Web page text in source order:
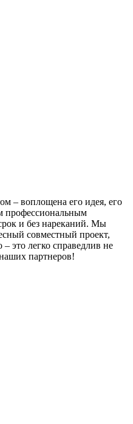
– воплощена его идея, его
профессиональным
и без нареканий. Мы
совместный проект,
это легко справедлив не
партнеров!